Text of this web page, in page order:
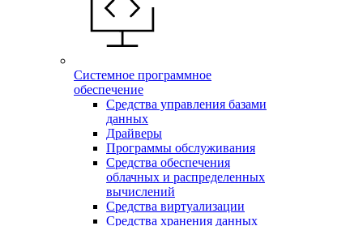
Системное программное
обеспечение
Средства управления базами
данных
Драйверы
Программы обслуживания
Средства обеспечения
облачных и распределенных
вычислений
Средства виртуализации
Средства хранения данных